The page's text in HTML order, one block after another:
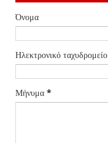
Όνομα
Ηλεκτρονικό ταχυδρομείο
Μήνυμα *